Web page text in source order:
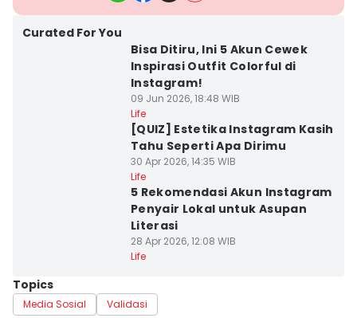
Curated For You
Bisa Ditiru, Ini 5 Akun Cewek
Inspirasi Outfit Colorful di
Instagram!
09 Jun 2026, 18:48 WIB
Life
[QUIZ] Estetika Instagram Kasih
Tahu Seperti Apa Dirimu
30 Apr 2026, 14:35 WIB
Life
5 Rekomendasi Akun Instagram
Penyair Lokal untuk Asupan
Literasi
28 Apr 2026, 12:08 WIB
Life
Topics
Media Sosial Validasi